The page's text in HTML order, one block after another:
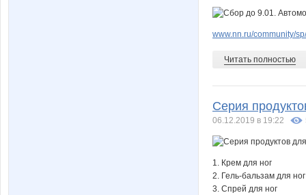
www.nn.ru/community/
Читать полностью
Серия
06.12.2019 в 19:22
1. Крем для ног
2. Гель-бальзам для ног
3. Спрей для ног